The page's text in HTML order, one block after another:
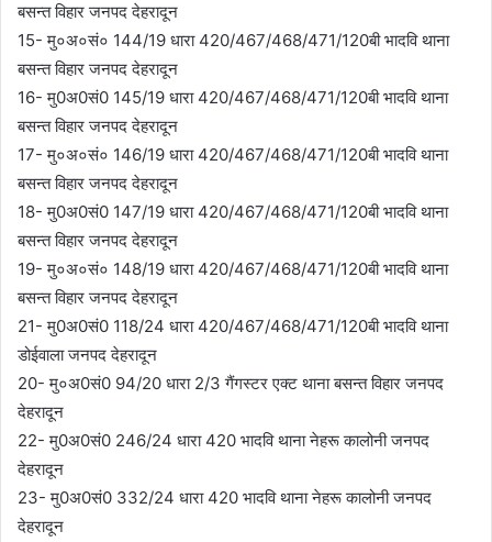
बसन्त विहार जनपद देहरादून
15- मु०अ०सं० 144/19 धारा 420/467/468/471/120बी भादवि थाना
बसन्त विहार जनपद देहरादून
16- मु0अ0सं0 145/19 धारा 420/467/468/471/120बी भादवि थाना
बसन्त विहार जनपद देहरादून
17- मु०अ०सं० 146/19 धारा 420/467/468/471/120बी भादवि थाना
बसन्त विहार जनपद देहरादून
18- मु0अ0सं0 147/19 धारा 420/467/468/471/120बी भादवि थाना
बसन्त विहार जनपद देहरादून
19- मु०अ०सं० 148/19 धारा 420/467/468/471/120बी भादवि थाना
बसन्त विहार जनपद देहरादून
21- मु0अ0सं0 118/24 धारा 420/467/468/471/120बी भादवि थाना
डोईवाला जनपद देहरादून
20- मु०अ0सं0 94/20 धारा 2/3 गैंगस्टर एक्ट थाना बसन्त विहार जनपद
देहरादून
22- मु0अ0सं0 246/24 धारा 420 भादवि थाना नेहरू कालोनी जनपद
देहरादून
23- मु0अ0सं0 332/24 धारा 420 भादवि थाना नेहरू कालोनी जनपद
देहरादून